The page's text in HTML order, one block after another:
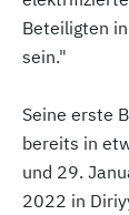
Beteiligten
sein."
Seine erste
bereits in
und 29.
2022 in